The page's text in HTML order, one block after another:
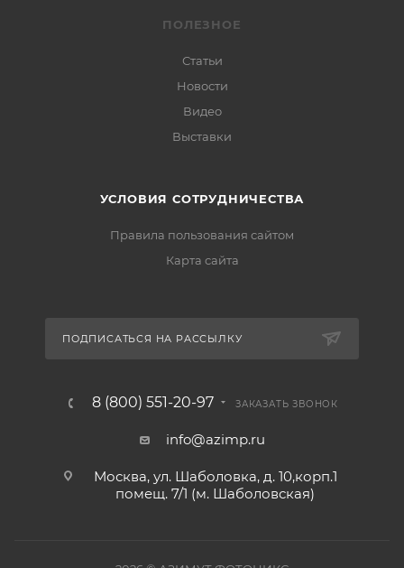
ПОЛЕЗНОЕ
Статьи
Новости
Видео
Выставки
УСЛОВИЯ СОТРУДНИЧЕСТВА
Правила пользования сайтом
Карта сайта
ПОДПИСАТЬСЯ НА РАССЫЛКУ
8 (800) 551-20-97 ЗАКАЗАТЬ ЗВОНОК
info@azimp.ru
Москва, ул. Шаболовка, д. 10,корп.1
помещ. 7/1 (м. Шаболовская)